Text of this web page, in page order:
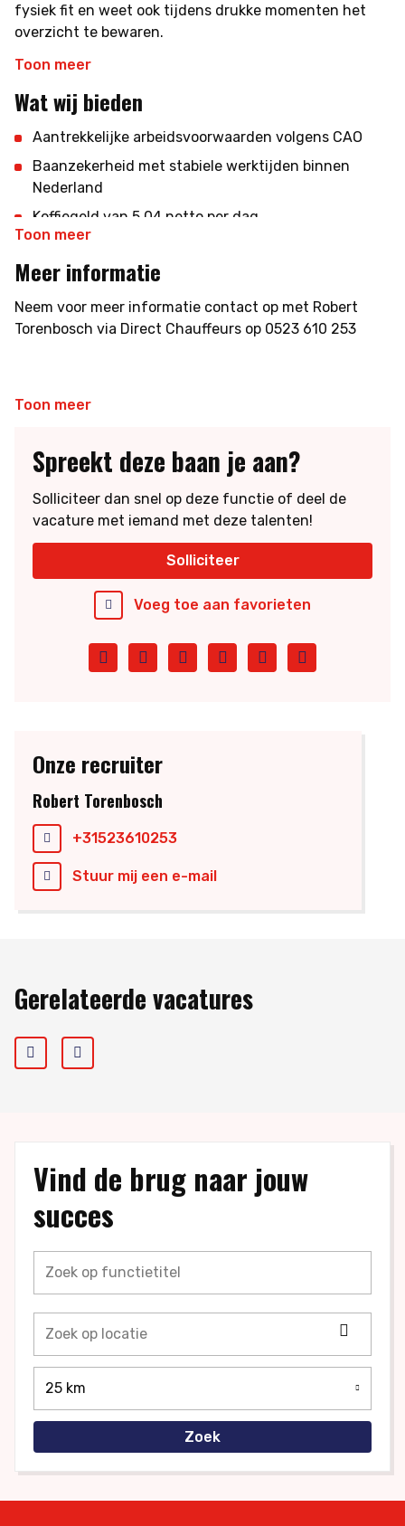
fysiek fit en weet ook tijdens drukke momenten het
overzicht te bewaren.
Daarnaast beschik je over:
Rijbewijs C met geldige Code 95
Goede fysieke conditie en stressbestendigheid
Toon meer
Wat wij bieden
Aantrekkelijke arbeidsvoorwaarden volgens CAO
Baanzekerheid met stabiele werktijden binnen
Nederland
Koffiegeld van 5,04 netto per dag
Prima reiskostenregeling
Professionele werkomgeving met
Goede en gezellige werksfeer met veel vrijheid
Toon meer
Meer informatie
Neem voor meer informatie contact op met Robert
Torenbosch via Direct Chauffeurs op 0523 610 253
Toon meer
Spreekt deze baan je aan?
Solliciteer dan snel op deze functie of deel de
vacature met iemand met deze talenten!
FacebookTwitterLinkedInPinterestWhatsApp
Solliciteer
Voeg toe aan favorieten
Onze recruiter
Robert Torenbosch
+31523610253
Stuur mij een e-mail
Gerelateerde vacatures
Prev
Vind de brug naar jouw
succes
25 km
Zoek